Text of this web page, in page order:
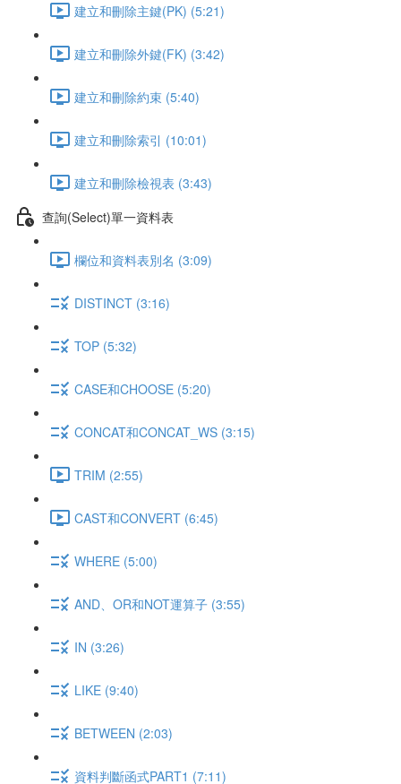
建立和刪除主鍵(PK) (5:21)
建立和刪除外鍵(FK) (3:42)
建立和刪除約束 (5:40)
建立和刪除索引 (10:01)
建立和刪除檢視表 (3:43)
查詢(Select)單一資料表
欄位和資料表別名 (3:09)
DISTINCT (3:16)
TOP (5:32)
CASE和CHOOSE (5:20)
CONCAT和CONCAT_WS (3:15)
TRIM (2:55)
CAST和CONVERT (6:45)
WHERE (5:00)
AND、OR和NOT運算子 (3:55)
IN (3:26)
LIKE (9:40)
BETWEEN (2:03)
資料判斷函式PART1 (7:11)